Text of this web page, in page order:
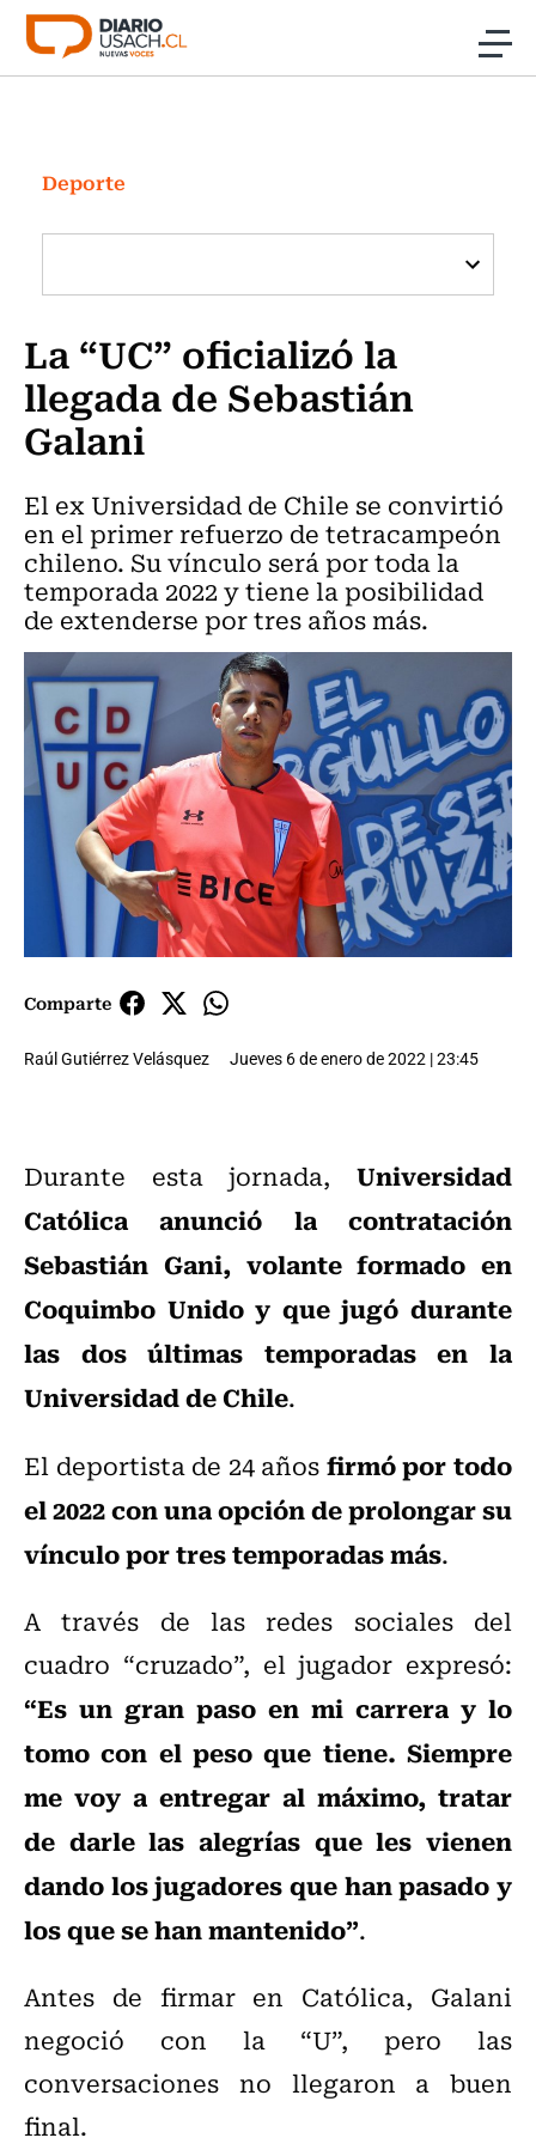
Click acá para ir directamente al contenido
Investigación
Cultura
Programas Radio y TV Usach
Deporte
La “UC” oficializó la
llegada de Sebastián
Galani
El ex Universidad de Chile se convirtió
en el primer refuerzo de tetracampeón
chileno. Su vínculo será por toda la
temporada 2022 y tiene la posibilidad
de extenderse por tres años más.
Comparte
Raúl Gutiérrez Velásquez Jueves 6 de enero de 2022 | 23:45
Durante esta jornada, Universidad
Católica anunció la contratación
Sebastián Gani, volante formado en
Coquimbo Unido y que jugó durante
las dos últimas temporadas en la
Universidad de Chile.
El deportista de 24 añosfirmó por todo
el 2022 con una opción de prolongar su
vínculo por tres temporadas más.
A través de las redes sociales del
cuadro “cruzado”, el jugador expresó:
“Es un gran paso en mi carrera y lo
tomo con el peso que tiene. Siempre
me voy a entregar al máximo, tratar
de darle las alegrías que les vienen
dando los jugadores que han pasado y
los que se han mantenido”.
Antes de firmar en Católica, Galani
negoció con la “U”, pero las
conversaciones no llegaron a buen
final.